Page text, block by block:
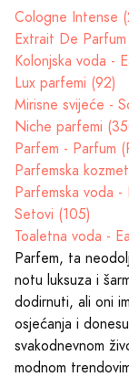
Cologne Intense
Extrait De Parfum
Kolonjska voda -
Lux parfemi (92)
Mirisne svijeće -
Niche parfemi
Parfem - Parfum
Parfemska
Parfemska voda -
Setovi (105)
Toaletna voda -
Parfem, ta
notu luksuza i
dodirnuti, ali oni
osjećanja i
svakodnevnom
modnom